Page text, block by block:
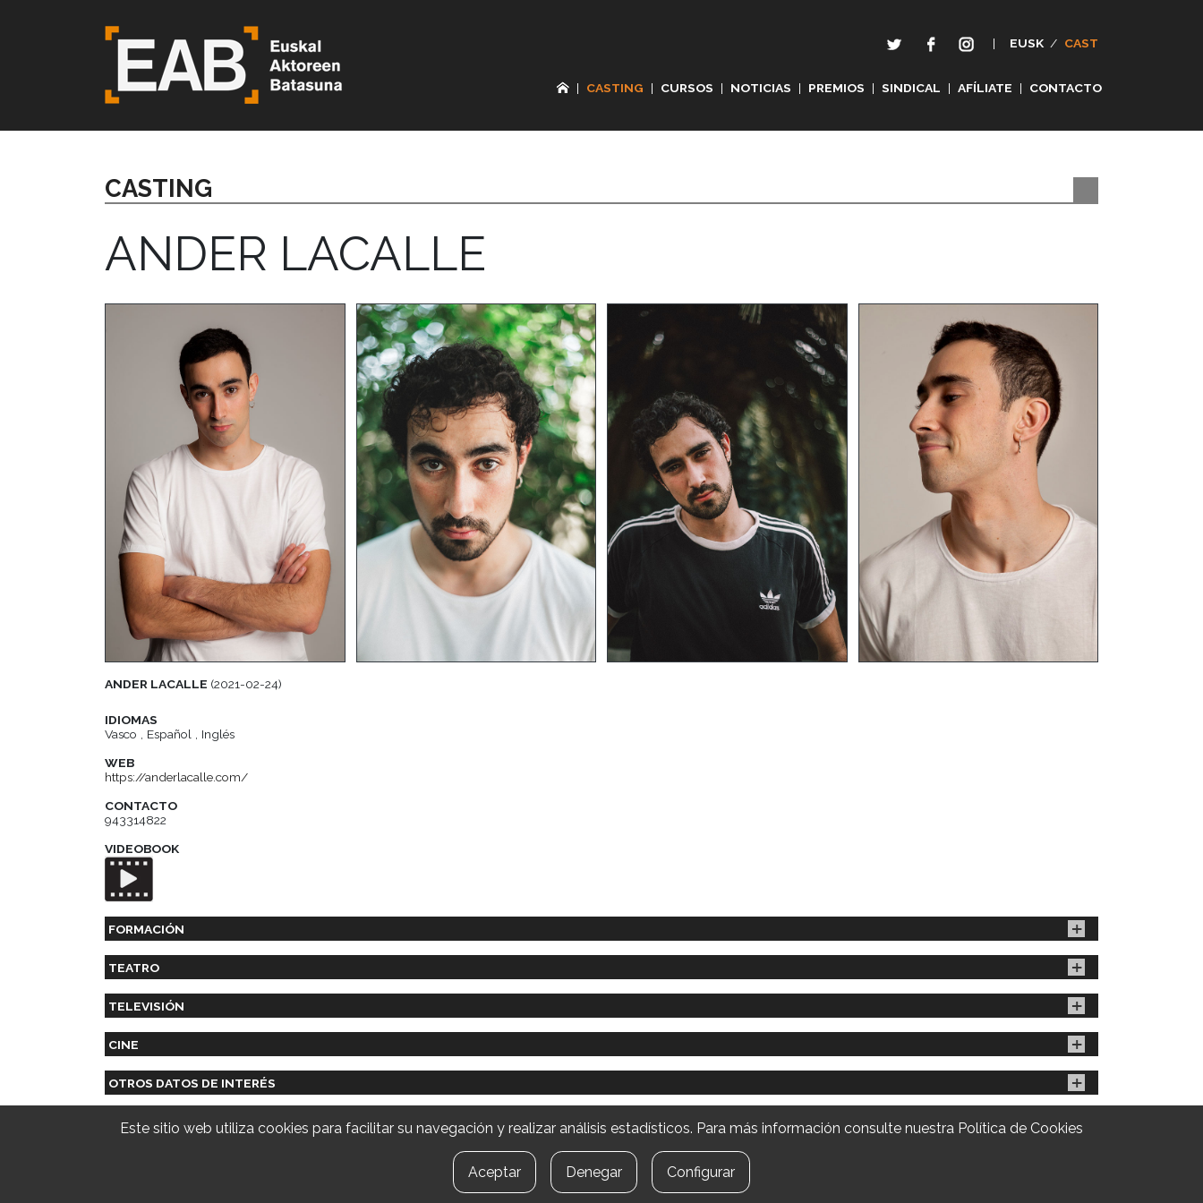
| EUSK / CAST
| CASTING | CURSOS | NOTICIAS | PREMIOS | SINDICAL | AFÍLIATE | CONTACTO
CASTING
ANDER LACALLE
ANDER LACALLE (2021-02-24)
IDIOMAS
Vasco , Español , Inglés
WEB
https://anderlacalle.com/
CONTACTO
943314822
VIDEOBOOK
FORMACIÓN
TEATRO
TELEVISIÓN
CINE
OTROS DATOS DE INTERÉS
Este sitio web utiliza cookies para facilitar su navegación y realizar análisis estadísticos. Para más información consulte nuestra Política de Cookies
Aceptar Denegar Configurar